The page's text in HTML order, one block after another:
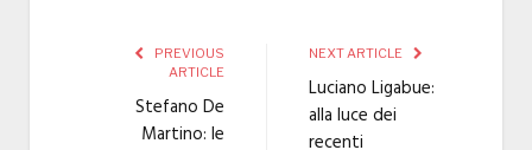
PREVIOUS
ARTICLE
Stefano De
Martino: le
NEXT ARTICLE
Luciano Ligabue:
alla luce dei
recenti